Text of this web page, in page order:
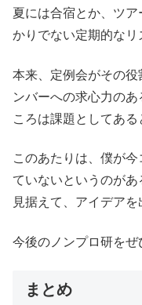
夏には合宿とか、ツ
かりでない定期的なリ
本来、定例会がその
ンバーへの求心力の
ころは課題としてある
このあたりは、僕が
ていないというのが
見据えて、アイデアを
今後のノンプロ研をぜ
まとめ